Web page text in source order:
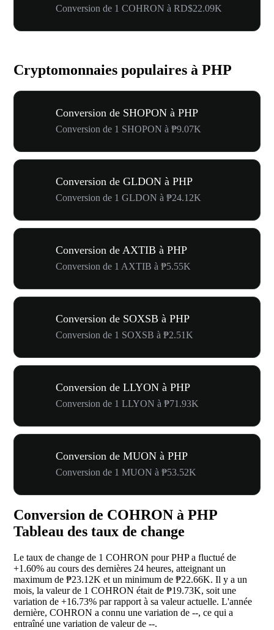
Conversion de 1 COHRON à RD$22.09K
Cryptomonnaies populaires à PHP
Conversion de SHOPON à PHP
Conversion de 1 SHOPON à ₱9.07K
Conversion de GLDON à PHP
Conversion de 1 GLDON à ₱24.12K
Conversion de AXTIB à PHP
Conversion de 1 AXTIB à ₱5.55K
Conversion de SOXSB à PHP
Conversion de 1 SOXSB à ₱2.51K
Conversion de LLYON à PHP
Conversion de 1 LLYON à ₱71.93K
Conversion de MUON à PHP
Conversion de 1 MUON à ₱53.52K
Conversion de COHRON à PHP
Tableau des taux de change
Le taux de change de 1 COHRON pour PHP a fluctué de
+1.60% au cours des dernières 24 heures, atteignant un
maximum de ₱23.12K et un minimum de ₱22.66K. Il y a un
mois, la valeur de 1 COHRON était de ₱19.73K, soit une
variation de +16.73% par rapport à sa valeur actuelle. L'année
dernière, COHRON a connu une variation de --, ce qui a
entraîné une variation de valeur de --.